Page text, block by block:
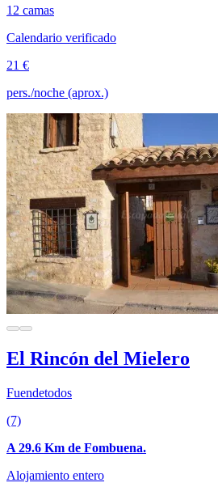
12 camas
Calendario verificado
21 €
pers./noche (aprox.)
El Rincón del Mielero
Fuendetodos
(7)
A 29.6 Km de Fombuena.
Alojamiento entero